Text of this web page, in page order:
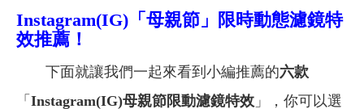
Instagram(IG)「母親節」限時動態濾鏡特
效推薦！
下面就讓我們一起來看到小編推薦的六款
「 Instagram(IG)母親節限動濾鏡特效 」，你可以選